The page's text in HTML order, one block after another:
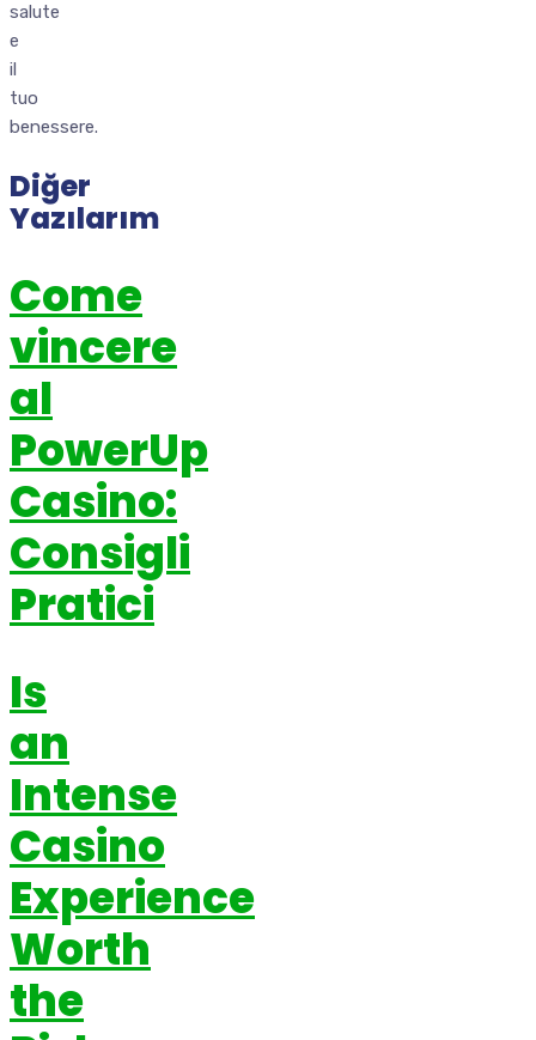
salute
e
il
tuo
benessere.
Diğer
Yazılarım
Come
vincere
al
PowerUp
Casino:
Consigli
Pratici
Is
an
Intense
Casino
Experience
Worth
the